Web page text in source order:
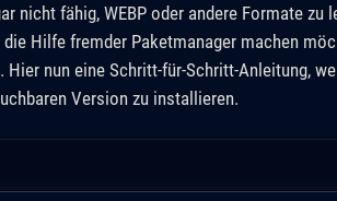
fähig, WEBP oder andere Formate zu
Hilfe fremder Paketmanager machen
nun eine Schritt-für-Schritt-Anleitung,
Version zu installieren.